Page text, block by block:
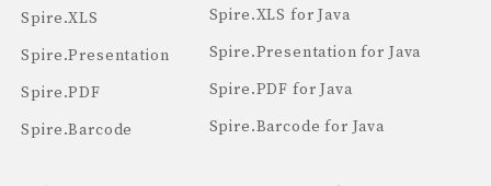
Spire.XLS
Spire.Presentation
Spire.PDF
Spire.Barcode
Spire.XLS for Java
Spire.Presentation for Java
Spire.PDF for Java
Spire.Barcode for Java